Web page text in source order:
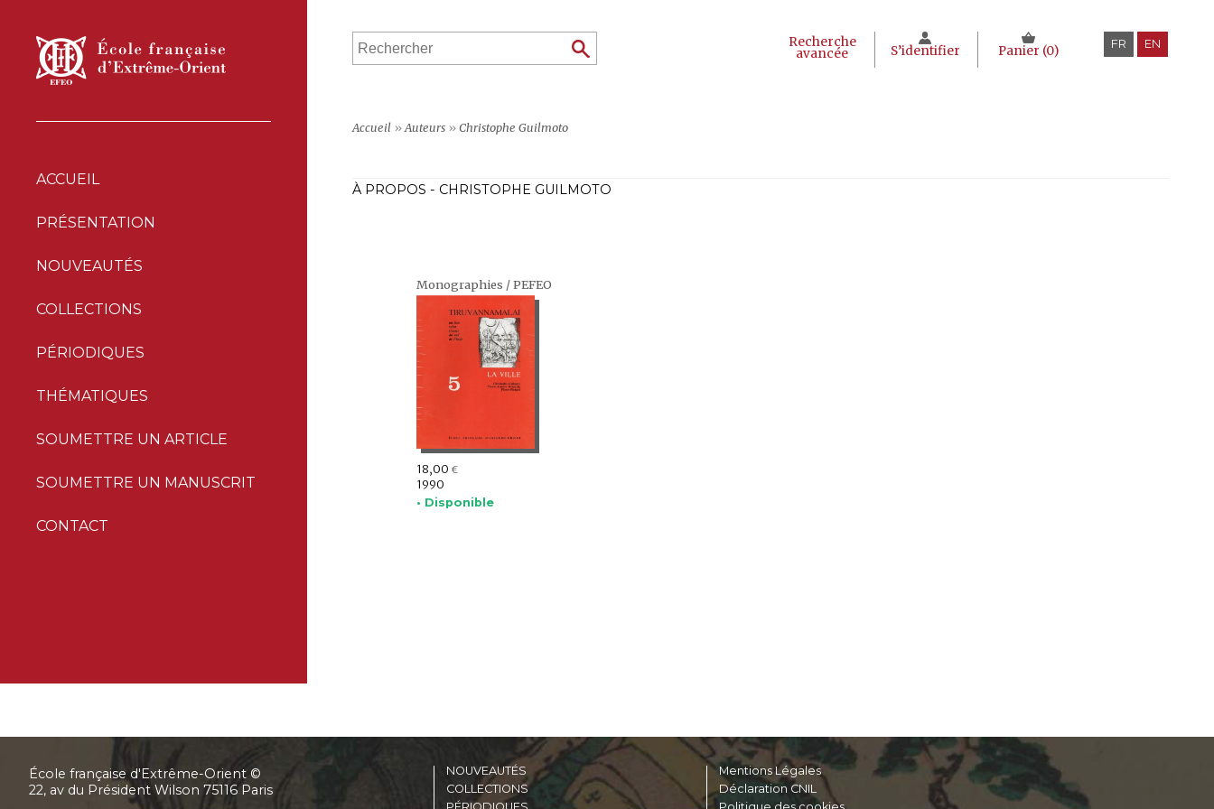
ACCUEIL
PRÉSENTATION
NOUVEAUTÉS
COLLECTIONS
PÉRIODIQUES
THÉMATIQUES
SOUMETTRE UN ARTICLE
SOUMETTRE UN MANUSCRIT
CONTACT
Recherche
avancée S’identifier Panier (0) FR EN
Accueil »Auteurs »Christophe Guilmoto
À PROPOS - CHRISTOPHE GUILMOTO
Monographies / PEFEO
18,00 €
1990
• Disponible
École française d'Extrême-Orient ©
22, av du Président Wilson 75116 Paris
NOUVEAUTÉS
COLLECTIONS
Mentions Légales
Déclaration CNIL